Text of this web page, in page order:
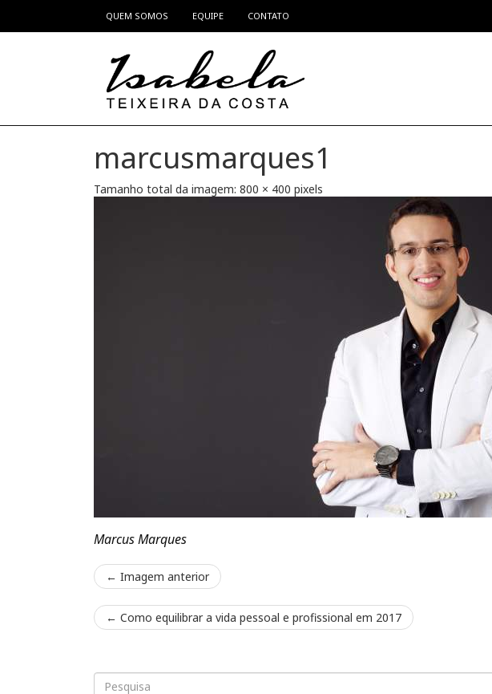
Pular para o conteúdo
QUEM SOMOS EQUIPE CONTATO
marcusmarques1
Tamanho total da imagem: 800 × 400 pixels
Marcus Marques
← Imagem anterior
← Como equilibrar a vida pessoal e profissional em 2017